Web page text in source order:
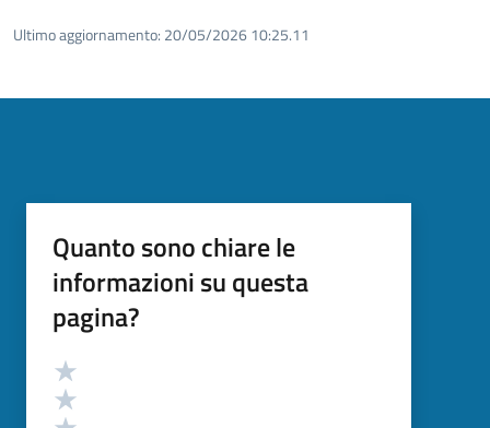
Ultimo aggiornamento: 20/05/2026 10:25.11
Quanto sono chiare le
informazioni su questa
pagina?
Valutazione